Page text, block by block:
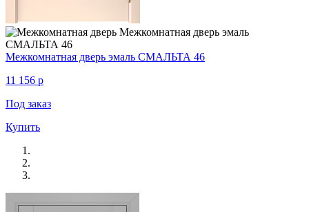
Межкомнатная дверь эмаль СМАЛЬТА 46
11 156 p
Под заказ
Купить